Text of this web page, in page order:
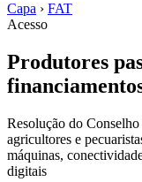
Capa › FAT
Acesso
Produtores
Resolução do
agricultores e
máquinas,
digitais